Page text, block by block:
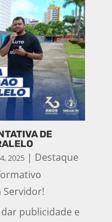
DE
2025| Destaque
Servidor!
dar publicidade e